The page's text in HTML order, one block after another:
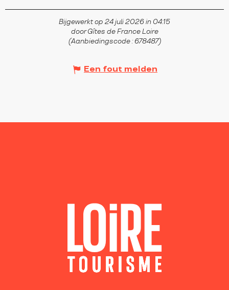
Bijgewerkt op 24 juli 2026 in 04:15
door Gîtes de France Loire
(Aanbiedingscode : 678487)
Een fout melden